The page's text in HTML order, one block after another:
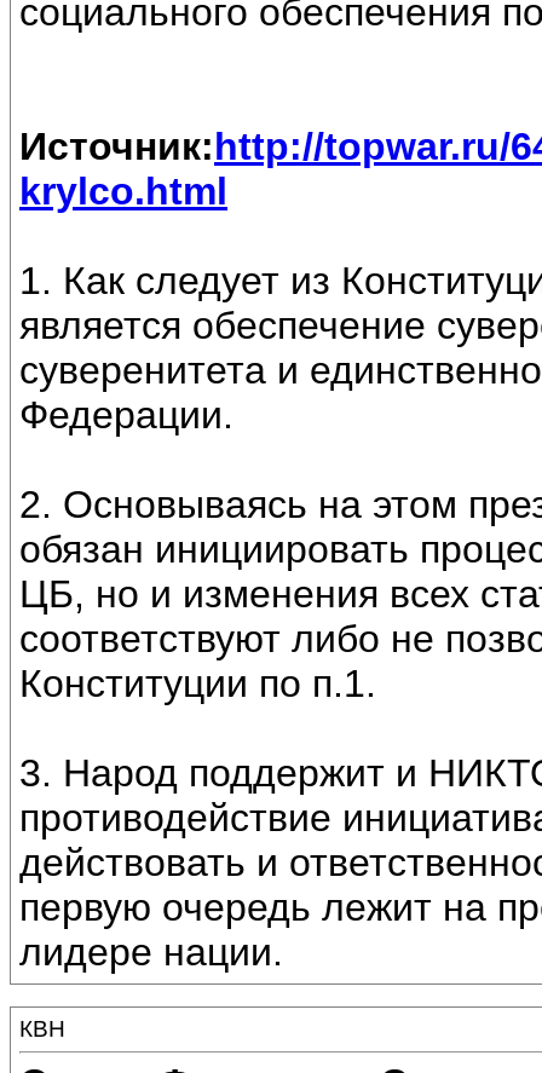
социального обеспечения
Источник:http://topwar.ru/
krylco.html
1. Как следует из
является обеспечение
суверенитета и
Федерации.
2. Основываясь на этом
обязан инициировать
ЦБ, но и изменения всех
соответствуют либо не
Конституции по п.1.
3. Народ поддержит и
противодействие
действовать и
первую очередь лежит на
лидере нации.
КВН